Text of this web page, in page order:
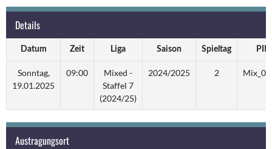
Details
Datum Zeit Liga Saison Spieltag PIN
Sonntag,
19.01.2025
09:00
Mixed -
Staffel 7
(2024/25)
2024/2025 2
Austragungsort